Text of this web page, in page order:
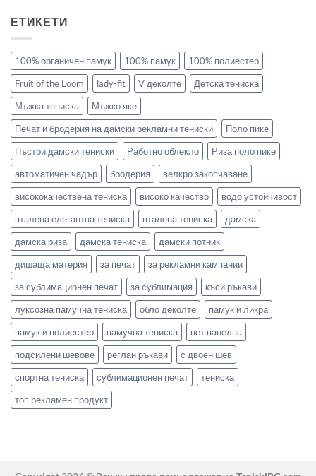
ЕТИКЕТИ
100% органичен памук 100% памук
100% полиестер
Fruit of the Loom
lady-fit V деколте
Детска тениска
Мъжка тениска
Мъжко яке
Печат и бродерия на дамски рекламни тениски
Поло пике
Пъстри дамски тениски
Работно облекло
Риза поло пике
автоматичен чадър
бродерия
велкро закопчаване
висококачествена тениска
високо качество
водо устойчивост
вталена елегантна тениска
вталена тениска
дамска
дамска риза
дамска тениска
дамски потник
дишаща материя
за печат
за рекламни кампании
за сублимационен печат
за сублимация
къси ръкави
луксозна памучна тениска
обло деколте
памук и ликра
памук и полиестер
памучна тениска
пет панелна
подсилени шевове
реглан ръкави
с двоен шев
спортна тениска
сублимационен печат
тениска
топ рекламен продукт